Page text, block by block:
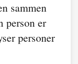
sammen
person er
personer